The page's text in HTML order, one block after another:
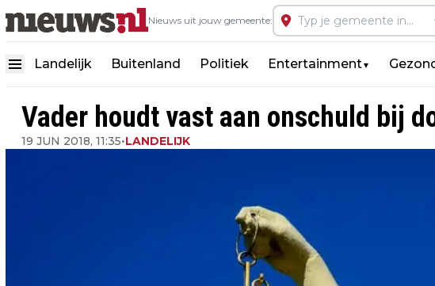
Nieuws uit jouw gemeente:
Landelijk Buitenland Politiek Entertainment▼
Vader houdt vast aan onschuld bij
19 JUN 2018, 11:35•LANDELIJK